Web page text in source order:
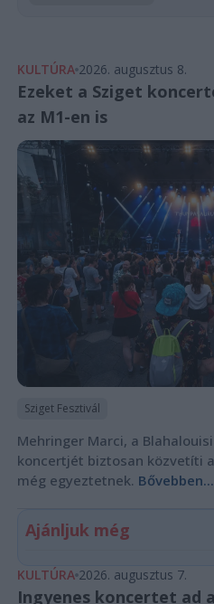
KULTÚRA 2026. augusztus 8.
Ezeket a Sziget
az M1-en is
Sziget Fesztivál
Mehringer Marci, a
koncertjét biztosan közvetíti
még egyeztetnek. Bővebben...
Ajánljuk még
KULTÚRA 2026. augusztus 7.
Ingyenes koncertet ad